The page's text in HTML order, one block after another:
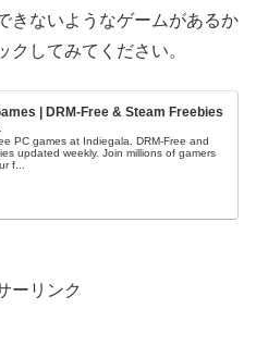
きないようなゲームがあるか
クしてみてください。
| DRM-Free & Steam Freebies
PC games at Indiegala. DRM-Free and
updated weekly. Join millions of gamers
f...
ーリンク